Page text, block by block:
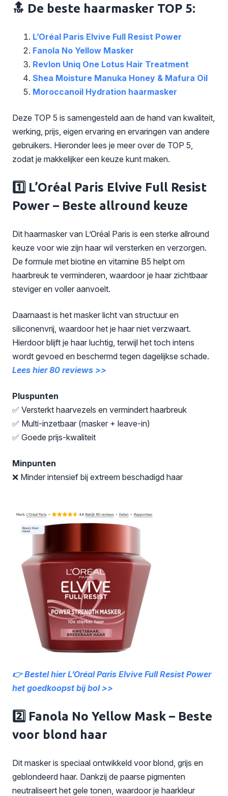
🔝 De beste haarmasker TOP 5:
L’Oréal Paris Elvive Full Resist Power
Fanola No Yellow Masker
Revlon Uniq One Lotus Hair Treatment
Shea Moisture Manuka Honey & Mafura Oil
Moroccanoil Hydration haarmasker
Deze TOP 5 is samengesteld aan de hand van kwaliteit,
werking, prijs, eigen ervaring en ervaringen van andere
gebruikers. Hieronder lees je meer over de TOP 5,
zodat je makkelijker een keuze kunt maken.
1️⃣ L’Oréal Paris Elvive Full Resist
Power – Beste allround keuze
Dit haarmasker van L’Oréal Paris is een sterke allround
keuze voor wie zijn haar wil versterken en verzorgen.
De formule met biotine en vitamine B5 helpt om
haarbreuk te verminderen, waardoor je haar zichtbaar
steviger en voller aanvoelt.
Daarnaast is het masker licht van structuur en
siliconenvrij, waardoor het je haar niet verzwaart.
Hierdoor blijft je haar luchtig, terwijl het toch intens
wordt gevoed en beschermd tegen dagelijkse schade.
Lees hier 80 reviews >>
Pluspunten
✅ Versterkt haarvezels en vermindert haarbreuk
✅ Multi-inzetbaar (masker + leave-in)
✅ Goede prijs-kwaliteit
Minpunten
❌ Minder intensief bij extreem beschadigd haar
👉 Bestel hier L’Oréal Paris Elvive Full Resist Power
het goedkoopst bij bol >>
2️⃣ Fanola No Yellow Mask – Beste
voor blond haar
Dit masker is speciaal ontwikkeld voor blond, grijs en
geblondeerd haar. Dankzij de paarse pigmenten
neutraliseert het gele tonen, waardoor je haarkleur